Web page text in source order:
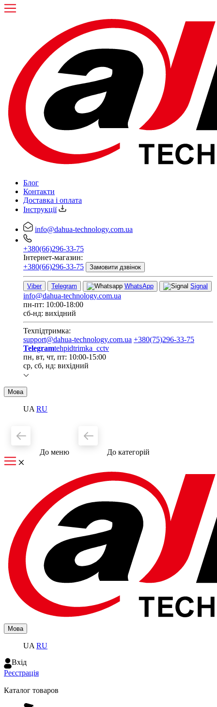
Блог
Контакти
Доставка і оплата
Інструкції
info@dahua-technology.com.ua
+380(66)296-33-75
Інтернет-магазин:
+380(66)296-33-75
Замовити дзвінок
Viber Telegram WhatsApp Signal
info@dahua-technology.com.ua
пн-пт: 10:00-18:00
сб-нд: вихідний
Техпідтримка:
support@dahua-technology.com.ua +380(75)296-33-75
Telegramtehpidtrimka_cctv
пн, вт, чт, пт: 10:00-15:00
ср, сб, нд: вихідний
Мова
UA RU
До меню До категорiй
Мова
UA RU
Вхiд
Реєстрація
Каталог товаров